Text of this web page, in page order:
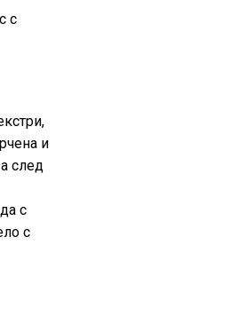
с
и
след
с
с